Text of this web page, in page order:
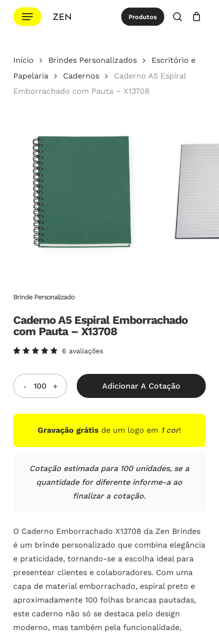
para
principal
Menu Produtos
procurar
Cotação Close
Início Brindes Personalizados
Escritório e
Papelaria
Cadernos
Caderno A5 Espiral
Emborrachado com Pauta – X13708
Brinde Personalizado
Caderno A5 Espiral Emborrachado
com Pauta – X13708
5.00de
5, com
baseado
em
clientes
6 avaliações
Adicionar A Cotação
Gravação grátis de um logo em 1 cor!
Cotação estimada para 100 unidades, se a
quantidade for diferente informe-a ao
finalizar a cotação.
O Caderno Emborrachado X13708 da Zen Brindes
é um brinde personalizado que combina elegância
e praticidade, tornando-se a escolha ideal para
presentear clientes e colaboradores. Com uma
capa de material emborrachado, espiral preto e
aproximadamente 100 folhas brancas pautadas,
este caderno não só se destaca pelo design
moderno, mas também pela funcionalidade,